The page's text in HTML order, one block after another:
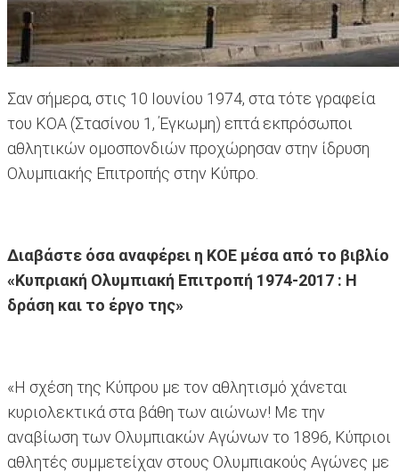
Σαν σήμερα, στις 10 Ιουνίου 1974, στα τότε γραφεία
του ΚΟΑ (Στασίνου 1, Έγκωμη) επτά εκπρόσωποι
αθλητικών ομοσπονδιών προχώρησαν στην ίδρυση
Ολυμπιακής Επιτροπής στην Κύπρο.
Διαβάστε όσα αναφέρει η ΚΟΕ μέσα από το βιβλίο
«Κυπριακή Ολυμπιακή Επιτροπή 1974-2017 : Η
δράση και το έργο της»
«Η σχέση της Κύπρου με τον αθλητισμό χάνεται
κυριολεκτικά στα βάθη των αιώνων! Με την
αναβίωση των Ολυμπιακών Αγώνων το 1896, Κύπριοι
αθλητές συμμετείχαν στους Ολυμπιακούς Αγώνες με